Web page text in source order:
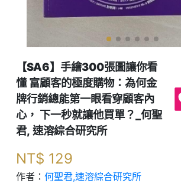
【SA6】手繪300張圖讓你看
懂 富顧客的極度購物：為何金
牌行銷總能第一眼看穿顧客內
心， 下一秒就讓他買單？_何聖
君, 速溶綜合研究所
NT$ 129
作者： 何聖君,速溶綜合研究所